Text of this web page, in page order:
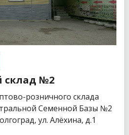
склад №2
розничного склада
Семенной Базы №2
ул. Алёхина, д.1